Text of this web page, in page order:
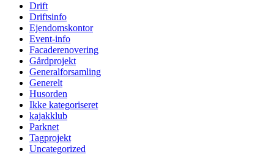
Drift
Driftsinfo
Ejendomskontor
Event-info
Facaderenovering
Gårdprojekt
Generalforsamling
Generelt
Husorden
Ikke kategoriseret
kajakklub
Parknet
Tagprojekt
Uncategorized